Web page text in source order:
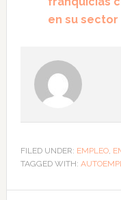
en su sector
FILED UNDER: EMPLEO,
TAGGED WITH: